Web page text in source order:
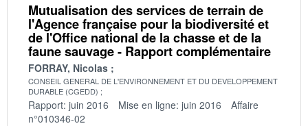
Mutualisation des services de terrain de
l'Agence française pour la biodiversité et
de l'Office national de la chasse et de la
faune sauvage - Rapport complémentaire
FORRAY, Nicolas
CONSEIL GENERAL DE L'ENVIRONNEMENT ET DU DEVELOPPEMENT
DURABLE (CGEDD)
Rapport: juin 2016 Mise en ligne: juin 2016
Affaire
n°010346-02